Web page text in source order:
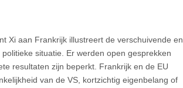
Xi aan Frankrijk illustreert de verschuivende en
situatie. Er werden open gesprekken
resultaten zijn beperkt. Frankrijk en de EU
van de VS, kortzichtig eigenbelang of